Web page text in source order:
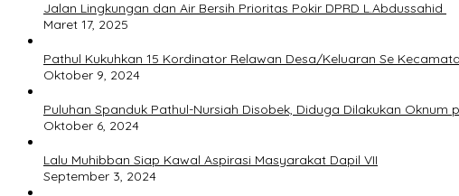
Jalan Lingkungan dan Air Bersih Prioritas Pokir DPRD L.Abdussahid
Maret 17, 2025
Pathul Kukuhkan 15 Kordinator Relawan Desa/Keluaran Se
Oktober 9, 2024
Puluhan Spanduk Pathul-Nursiah Disobek, Diduga Dilakukan Oknum
Oktober 6, 2024
Lalu Muhibban Siap Kawal Aspirasi Masyarakat Dapil VII
September 3, 2024